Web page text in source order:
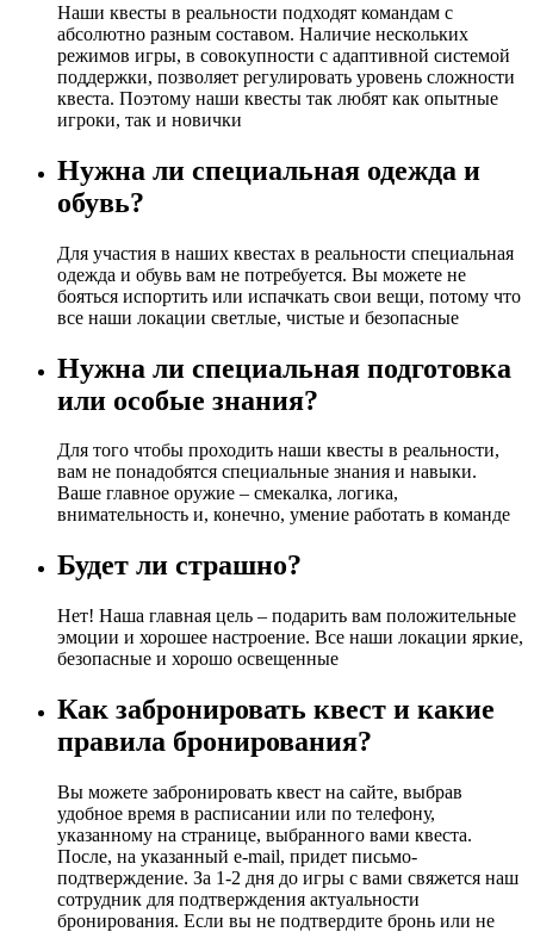
Наши квесты в реальности подходят командам с
абсолютно разным составом. Наличие нескольких
режимов игры, в совокупности с адаптивной системой
поддержки, позволяет регулировать уровень сложности
квеста. Поэтому наши квесты так любят как опытные
игроки, так и новички
Нужна ли специальная одежда и
обувь?
Для участия в наших квестах в реальности специальная
одежда и обувь вам не потребуется. Вы можете не
бояться испортить или испачкать свои вещи, потому что
все наши локации светлые, чистые и безопасные
Нужна ли специальная подготовка
или особые знания?
Для того чтобы проходить наши квесты в реальности,
вам не понадобятся специальные знания и навыки.
Ваше главное оружие – смекалка, логика,
внимательность и, конечно, умение работать в команде
Будет ли страшно?
Нет! Наша главная цель – подарить вам положительные
эмоции и хорошее настроение. Все наши локации яркие,
безопасные и хорошо освещенные
Как забронировать квест и какие
правила бронирования?
Вы можете забронировать квест на сайте, выбрав
удобное время в расписании или по телефону,
указанному на странице, выбранного вами квеста.
После, на указанный e-mail, придет письмо-
подтверждение. За 1-2 дня до игры с вами свяжется наш
сотрудник для подтверждения актуальности
бронирования. Если вы не подтвердите бронь или не